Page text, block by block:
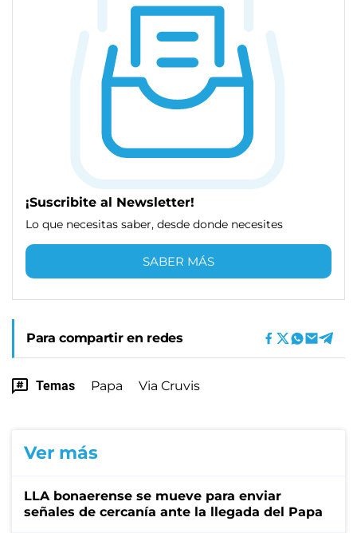
¡Suscribite al Newsletter!
Lo que necesitas saber, desde donde necesites
SABER MÁS
Para compartir en redes
Temas Papa Via Cruvis
Ver más
LLA bonaerense se mueve para enviar
señales de cercanía ante la llegada del Papa